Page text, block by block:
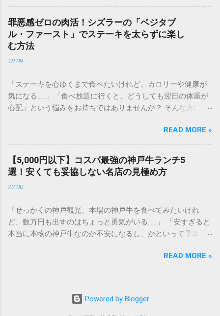
しょうか。 せっかく足を運ぶなら、自分好みの最高の一皿を
選びたいもの。この記事では、通い詰めたファンだからこそ
わかるメニュー選びの極意や、満足度を高める裏技、さらに
はダイエット中におすすめの食べ方まで、公式サイトだけで
は分からない踏み込んだ情報を詳しくご紹介します。 1. いき
なり！ステーキの魅力とは？選ばれる3つの理由 多くのステ
気の秘密は、単に「早い」だけではありません。 本格的な
「厚切り」へのこだわり ステーキの美味しさは、カットの厚
みで決まると言っても過言ではありません。薄いお肉では味
ア」の旨みを堪能できるのが最大の魅力です。 オーダーカッ
トで自由自在 自分の体調やお腹の空き具合に合わせて、1g単
位（※一部メニューを除く）でお肉の量を指定できるシステ
ムは、まさに合理的。食べ盛りの方はもちろん、少量を贅沢
スタイル（現在は椅子席も豊富です）という回転率の高さで
コストを抑え、リーズナブルに提供しています。 2. 迷ったら
これ！おすすめメニュー別・徹底比較 いきなり！ステーキの
メニュー表を前にして悩まないために、部位ごとの特徴を整
理しました。 ① リブロースステーキ：脂の甘みと柔らかさの
ロースを選びましょう。 ② ヒレステーキ：女性や健康志向の
罪悪感ゼロの肉活！シズラーの「ベジタブ
ル・ファースト」でステーキを太らずに楽し
む方法
18:09
「ステーキを心ゆくまで食べたいけれど、カロリーや健康が
気になる……」「食べ放題に行くと、どうしても翌日の体重が
心配」という悩みをお持ちではありませんか？ そんな方にこ
最高品質のグリル料理と、国内屈指の充実度を誇る「プレミ
アムサラダバー」が共存する場所。実は、食べる順番や選び
方を工夫する「ベジタブル・ファースト（野菜先食い）」を
徹底するだけで、ステーキ食べ放題を驚くほどヘルシーに、
そして罪悪感ゼロで楽しむことができるのです。 今回は、ダ
イエット中や健康志向の方でも安心して「肉活」を満喫でき
ズラーは「太りにくい食べ放題」なのか？ 一般的なステーキ
ハウスや焼肉の食べ放題では、野菜の選択肢が少なく、どう
しても肉とライス（炭水化物）に偏りがちです。しかし、シ
食材： 食物繊維が豊富な生野菜、海藻、キノコ類が圧倒的に
食事が可能です。 自分で調整できるドレッシング： ノンオイ
READ MORE »
【5,000円以下】コスパ最強の神戸牛ランチ5
選！安くても妥協しない名店の見極め方
22:00
「せっかくの神戸観光、本場の神戸牛を食べてみたいけれ
ど、数万円も出すのはちょっと勇気がいる……」 「安すぎると
本当に本物の神戸牛なのか不安になるし、かといって予算は
ブランド牛である神戸牛は、ディナーであれば1万円〜3万円
でも驚くほど質の高い神戸牛を堪能することが可能 です。 こ
の記事では、地元の人も太鼓判を押す「コスパ最強の神戸牛
READ MORE »
Powered by Blogger